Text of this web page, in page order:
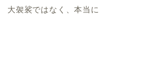
大袈裟ではなく、本当に